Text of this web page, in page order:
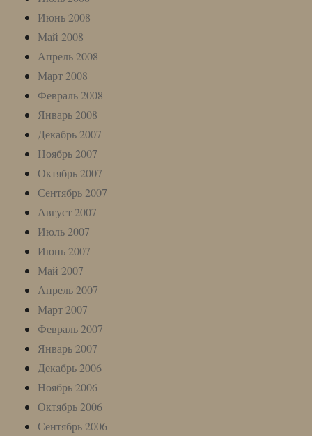
Июнь 2008
Май 2008
Апрель 2008
Март 2008
Февраль 2008
Январь 2008
Декабрь 2007
Ноябрь 2007
Октябрь 2007
Сентябрь 2007
Август 2007
Июль 2007
Июнь 2007
Май 2007
Апрель 2007
Март 2007
Февраль 2007
Январь 2007
Декабрь 2006
Ноябрь 2006
Октябрь 2006
Сентябрь 2006